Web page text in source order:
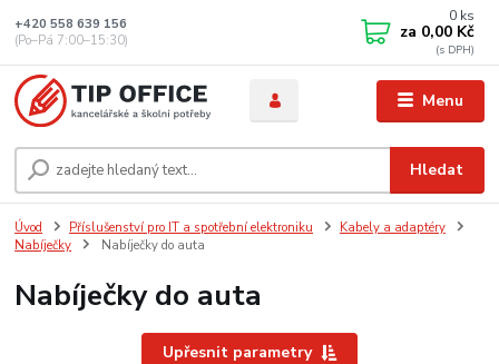
Menu
Hledat
+420 558 639 156
(Po–Pá 7:00–15:30)
0 ks
za 0,00 Kč
Úvod Příslušenství pro IT a spotřební elektroniku
Kabely a adaptéry
Nabíječky
Nabíječky do auta
Nabíječky do auta
Upřesnit parametry